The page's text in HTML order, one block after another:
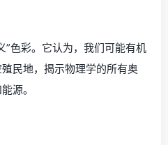
”色彩。它认为，我们可能有机
民地，揭示物理学的所有奥
源。